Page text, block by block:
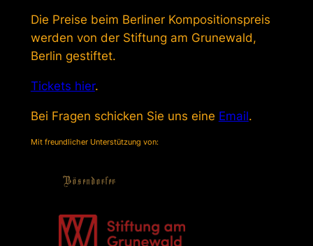
Die Preise beim Berliner Kompositionspreis
werden von der Stiftung am Grunewald,
Berlin gestiftet.
Tickets hier.
Bei Fragen schicken Sie uns eine Email.
Mit freundlicher Unterstützung von: